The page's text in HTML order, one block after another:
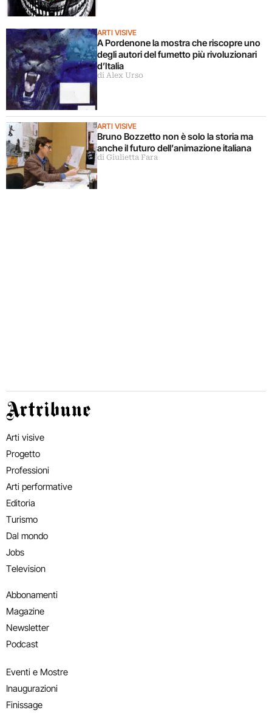
ARTI VISIVE
A Pordenone la mostra che riscopre uno
degli autori del fumetto più rivoluzionari
d’Italia
di Alex Urso
ARTI VISIVE
Bruno Bozzetto non è solo la storia ma
anche il futuro dell’animazione italiana
di Giulietta Fara
Artribune
Arti visive
Progetto
Professioni
Arti performative
Editoria
Turismo
Dal mondo
Jobs
Television
Abbonamenti
Magazine
Newsletter
Podcast
Eventi e Mostre
Inaugurazioni
Finissage